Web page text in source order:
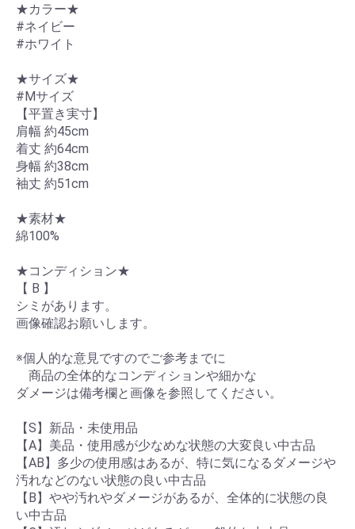
★カラー★
#ネイビー
#ホワイト
★サイズ★
#Mサイズ
【平置き実寸】
肩幅 約45cm
着丈 約64cm
身幅 約38cm
袖丈 約51cm
★素材★
綿100%
★コンディション★
【 B 】
シミがあります。
画像確認お願いします。
※個人的な意見ですのでご参考までに
商品の全体的なコンディションや細かな
ダメージは備考欄と画像を参照してください。
【S】新品・未使用品
【A】美品・使用感が少なめな状態の大変良い中古品
【AB】多少の使用感はあるが、特に気になるダメージや
汚れなどのない状態の良い中古品
【B】やや汚れやダメージがあるが、全体的に状態の良
い中古品